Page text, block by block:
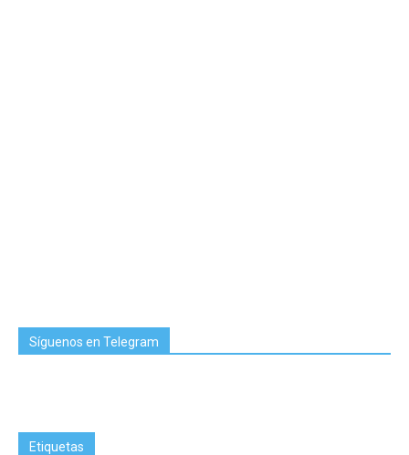
Síguenos en Telegram
Etiquetas